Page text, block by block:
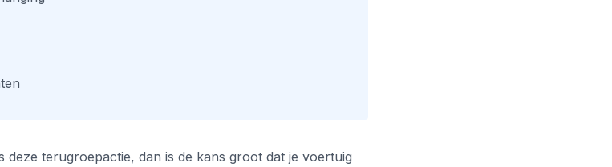
deze terugroepactie, dan is de kans groot dat je voertuig